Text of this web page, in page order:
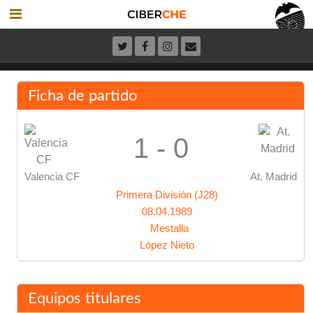
Ficha de partido
Valencia CF
1 - 0
At. Madrid
Primera División (J28)
08.04.1989
Mestalla
López Nieto
Equipos titulares